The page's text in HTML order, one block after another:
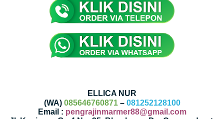
ELLICA NUR
(WA) 085646760871– 081252128100
Email : pengrajinmarmer88@gmail.com